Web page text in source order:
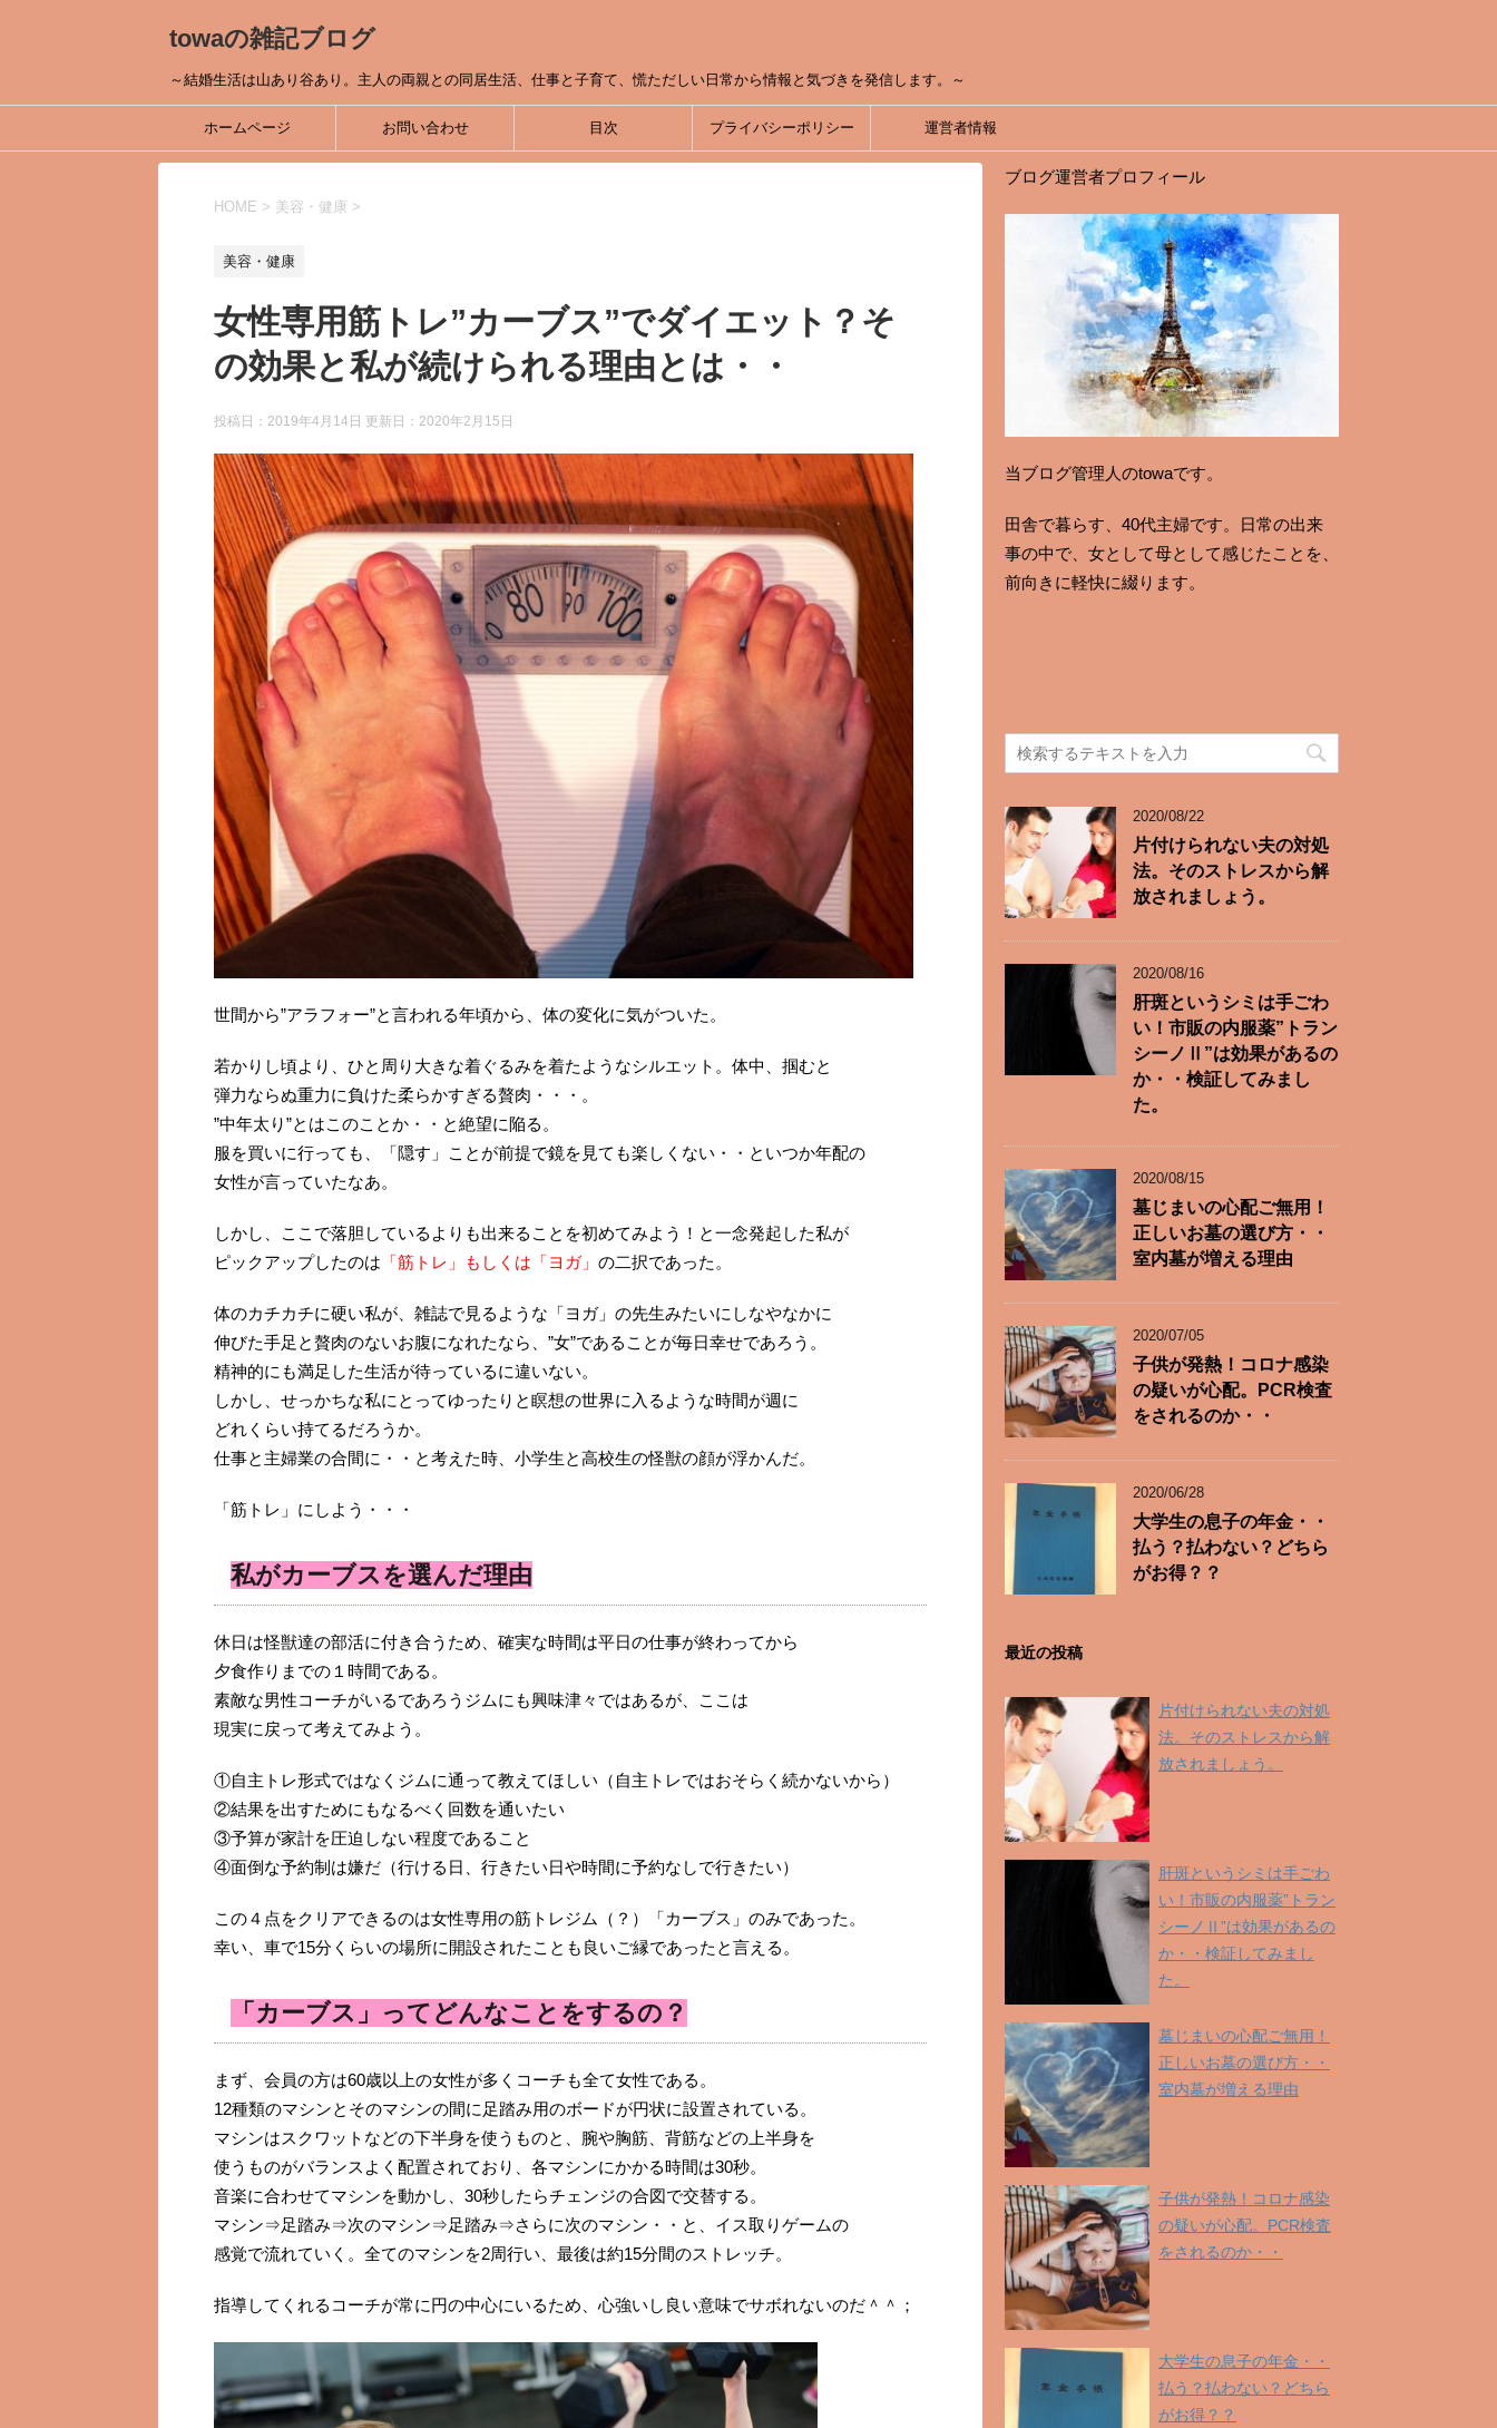
towaの雑記ブログ
～結婚生活は山あり谷あり。主人の両親との同居生活、仕事と子育て、慌ただしい日常から情報と気づきを発信します。～
ホームページ お問い合わせ 目次 プライバシーポリシー 運営者情報
HOME > 美容・健康 >
美容・健康
女性専用筋トレ”カーブス”でダイエット？そ
の効果と私が続けられる理由とは・・
投稿日：2019年4月14日 更新日： 2020年2月15日
世間から”アラフォー”と言われる年頃から、体の変化に気がついた。
若かりし頃より、ひと周り大きな着ぐるみを着たようなシルエット。体中、掴むと
弾力ならぬ重力に負けた柔らかすぎる贅肉・・・。
”中年太り”とはこのことか・・と絶望に陥る。
服を買いに行っても、「隠す」ことが前提で鏡を見ても楽しくない・・といつか年配の
女性が言っていたなあ。
しかし、ここで落胆しているよりも出来ることを初めてみよう！と一念発起した私が
ピックアップしたのは 「筋トレ」もしくは「ヨガ」 の二択であった。
体のカチカチに硬い私が、雑誌で見るような「ヨガ」の先生みたいにしなやなかに
伸びた手足と贅肉のないお腹になれたなら、”女”であることが毎日幸せであろう。
精神的にも満足した生活が待っているに違いない。
しかし、せっかちな私にとってゆったりと瞑想の世界に入るような時間が週に
どれくらい持てるだろうか。
仕事と主婦業の合間に・・と考えた時、小学生と高校生の怪獣の顔が浮かんだ。
「筋トレ」にしよう・・・
私がカーブスを選んだ理由
休日は怪獣達の部活に付き合うため、確実な時間は平日の仕事が終わってから
夕食作りまでの１時間である。
素敵な男性コーチがいるであろうジムにも興味津々ではあるが、ここは
現実に戻って考えてみよう。
①自主トレ形式ではなくジムに通って教えてほしい（自主トレではおそらく続かないから）
②結果を出すためにもなるべく回数を通いたい
③予算が家計を圧迫しない程度であること
④面倒な予約制は嫌だ（行ける日、行きたい日や時間に予約なしで行きたい）
この４点をクリアできるのは女性専用の筋トレジム（？）「カーブス」のみであった。
幸い、車で15分くらいの場所に開設されたことも良いご縁であったと言える。
「カーブス」ってどんなことをするの？
まず、会員の方は60歳以上の女性が多くコーチも全て女性である。
12種類のマシンとそのマシンの間に足踏み用のボードが円状に設置されている。
マシンはスクワットなどの下半身を使うものと、腕や胸筋、背筋などの上半身を
使うものがバランスよく配置されており、各マシンにかかる時間は30秒。
音楽に合わせてマシンを動かし、30秒したらチェンジの合図で交替する。
マシン⇒足踏み⇒次のマシン⇒足踏み⇒さらに次のマシン・・と、イス取りゲームの
感覚で流れていく。全てのマシンを2周行い、最後は約15分間のストレッチ。
指導してくれるコーチが常に円の中心にいるため、心強いし良い意味でサボれないのだ＾＾；
ブログ運営者プロフィール
当ブログ管理人のtowaです。
田舎で暮らす、40代主婦です。日常の出来
事の中で、女として母として感じたことを、
前向きに軽快に綴ります。
2020/08/22
片付けられない夫の対処
法。そのストレスから解
放されましょう。
2020/08/16
肝斑というシミは手ごわ
い！市販の内服薬”トラン
シーノⅡ”は効果があるの
か・・検証してみまし
た。
2020/08/15
墓じまいの心配ご無用！
正しいお墓の選び方・・
室内墓が増える理由
2020/07/05
子供が発熱！コロナ感染
の疑いが心配。PCR検査
をされるのか・・
2020/06/28
大学生の息子の年金・・
払う？払わない？どちら
がお得？？
最近の投稿
片付けられない夫の対処
法。そのストレスから解
放されましょう。
肝斑というシミは手ごわ
い！市販の内服薬”トラン
シーノⅡ”は効果があるの
か・・検証してみまし
た。
墓じまいの心配ご無用！
正しいお墓の選び方・・
室内墓が増える理由
子供が発熱！コロナ感染
の疑いが心配。PCR検査
をされるのか・・
大学生の息子の年金・・
払う？払わない？どちら
がお得？？